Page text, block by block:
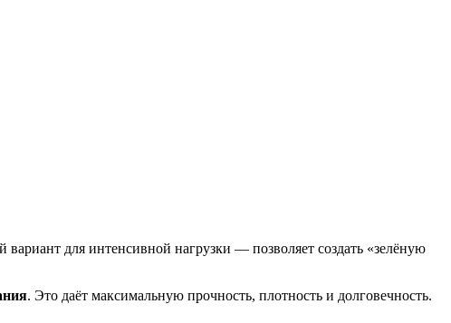
для интенсивной нагрузки — позволяет создать «зелёную
. Это даёт максимальную прочность, плотность и долговечность.